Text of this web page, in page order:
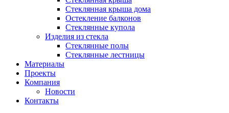
Стеклянная крыша дома
Остекление балконов
Стеклянные купола
Изделия из стекла
Стеклянные полы
Стеклянные лестницы
Материалы
Проекты
Компания
Новости
Контакты